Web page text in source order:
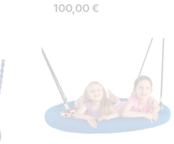
Hinta
100,00 €